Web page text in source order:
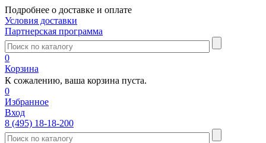
Подробнее о доставке и оплате
Условия доставки
Партнерская программа
0
Корзина
К сожалению, ваша корзина пуста.
0
Избранное
Вход
8 (495) 18-18-200